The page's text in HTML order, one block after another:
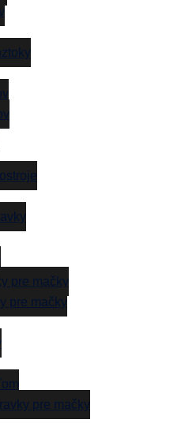
pre mačky
pre mačky
pre mačky